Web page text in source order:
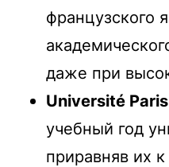
французского
даже при
Université
учебный год
приравняв их